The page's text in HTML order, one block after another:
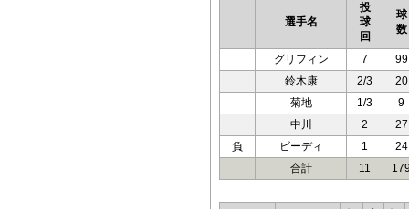
選手名
投
球
回
球
数
グリフィン 7
99
鈴木康
2/3
20
菊地
1/3
9
中川
2
27
負
ビーディ 1
24
合計
11